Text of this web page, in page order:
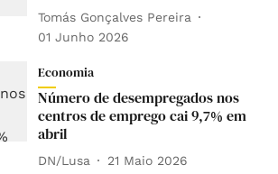
Tomás Gonçalves Pereira
01 Junho 2026
Economia
Número de desempregados nos
centros de emprego cai 9,7% em
abril
DN/Lusa 21 Maio 2026